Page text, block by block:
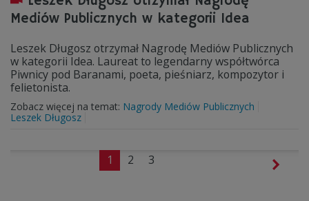
Mediów Publicznych w kategorii Idea
Leszek Długosz otrzymał Nagrodę Mediów Publicznych
w kategorii Idea. Laureat to legendarny współtwórca
Piwnicy pod Baranami, poeta, pieśniarz, kompozytor i
felietonista.
Zobacz więcej na temat: Nagrody Mediów Publicznych
Leszek Długosz
1 2 3